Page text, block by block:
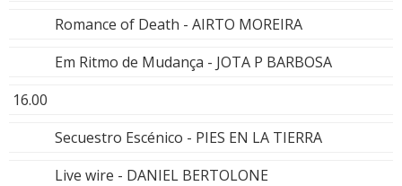
Romance of Death - AIRTO MOREIRA
Em Ritmo de Mudança - JOTA P BARBOSA
16.00
Secuestro Escénico - PIES EN LA TIERRA
Live wire - DANIEL BERTOLONE